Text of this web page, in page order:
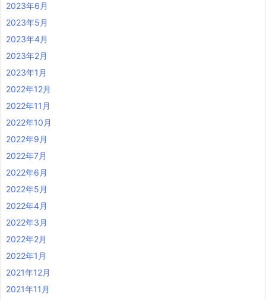
2023年6月
2023年5月
2023年4月
2023年2月
2023年1月
2022年12月
2022年11月
2022年10月
2022年9月
2022年7月
2022年6月
2022年5月
2022年4月
2022年3月
2022年2月
2022年1月
2021年12月
2021年11月